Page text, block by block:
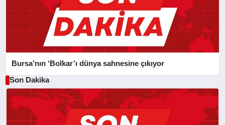
Bursa’nın ‘Bolkar’ı dünya sahnesine çıkıyor
Son Dakika